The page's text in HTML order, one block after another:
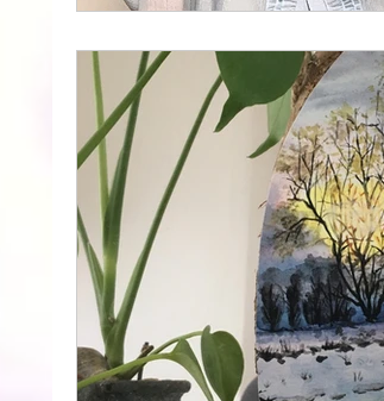
カテゴリー 1 カテゴリー 2